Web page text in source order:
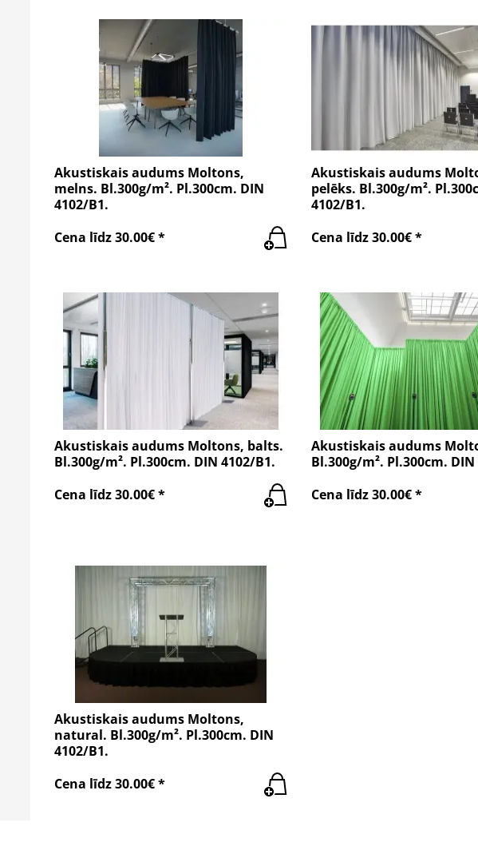
Akustiskais audums Moltons,
melns. Bl.300g/m². Pl.300cm. DIN
4102/B1.
Cena līdz 30.00€ *
Akustiskais audums
pelēks. Bl.300g/m².
4102/B1.
Cena līdz 30.00€ *
Akustiskais audums Moltons, balts.
Bl.300g/m². Pl.300cm. DIN 4102/B1.
Cena līdz 30.00€ *
Akustiskais audums
Bl.300g/m². Pl.300cm.
Cena līdz 30.00€ *
Akustiskais audums Moltons,
natural. Bl.300g/m². Pl.300cm. DIN
4102/B1.
Cena līdz 30.00€ *